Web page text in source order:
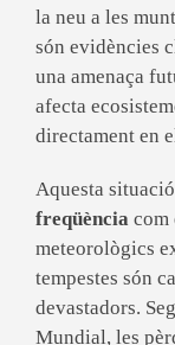
la neu a les
són evidències
una amenaça
afecta
directament en
Aquesta
freqüència com
meteorològics
tempestes són
devastadors.
Mundial, les